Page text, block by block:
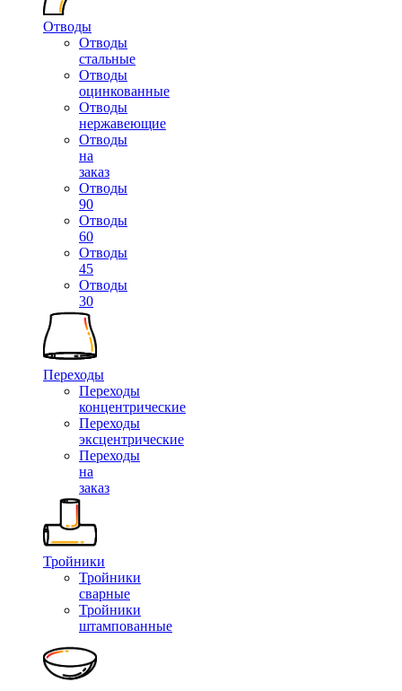
Отводы
Отводы
стальные
Отводы
оцинкованные
Отводы
нержавеющие
Отводы
на
заказ
Отводы
90
Отводы
60
Отводы
45
Отводы
30
Переходы
Переходы
концентрические
Переходы
эксцентрические
Переходы
на
заказ
Тройники
Тройники
сварные
Тройники
штампованные